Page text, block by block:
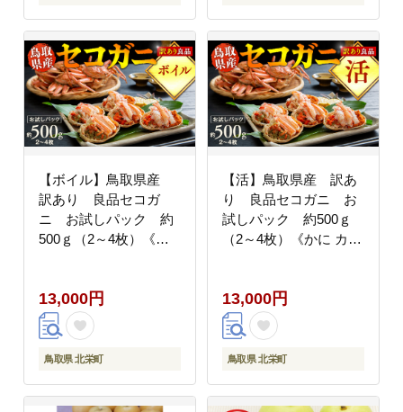
【ボイル】鳥取県産
訳あり 良品セコガ
ニ お試しパック 約
500ｇ（2～4枚）《か
2026/12/29に順次発送
予定※着日指定不可 離
島不可（北海道、沖縄
本島は配送可能）
13,000円
鳥取県 北栄町
【活】鳥取県産 訳あ
り 良品セコガニ お
試しパック 約500ｇ
（2～4枚）《かに カニ
2026/12/29に順次発送
予定※着日指定不可 離
島不可（北海道、沖縄
本島は配送可能）
13,000円
鳥取県 北栄町